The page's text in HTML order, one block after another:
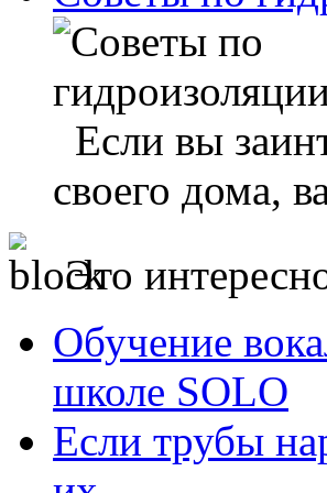
Если вы
своего дома,
Это
Обучение
школе SOLO
Если трубы